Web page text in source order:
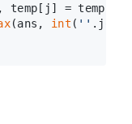
temp[j] =
(ans, int ( ''